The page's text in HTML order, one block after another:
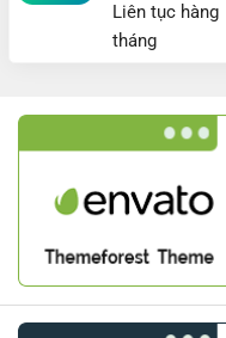
Liên tục hàng
tháng